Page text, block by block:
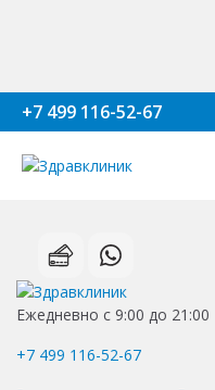
+7 499 116-52-67
Ежедневно с 9:00 до 21:00
+7 499 116-52-67